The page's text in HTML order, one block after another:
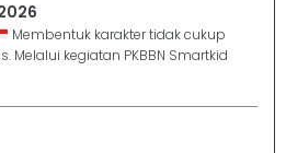
Membentuk karakter tidak cukup
Melalui kegiatan PKBBN Smartkid